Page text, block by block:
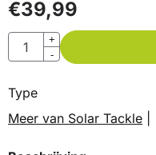
€39,99
Aantal
+
-
Type
Meer van Solar Tackle